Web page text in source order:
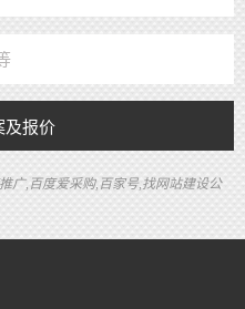
及报价
广,百度爱采购,百家号,找网站建设公